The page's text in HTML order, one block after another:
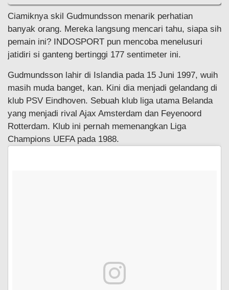
Ciamiknya skil Gudmundsson menarik perhatian
banyak orang. Mereka langsung mencari tahu, siapa sih
pemain ini? INDOSPORT pun mencoba menelusuri
jatidiri si ganteng bertinggi 177 sentimeter ini.
Gudmundsson lahir di Islandia pada 15 Juni 1997, wuih
masih muda banget, kan. Kini dia menjadi gelandang di
klub PSV Eindhoven. Sebuah klub liga utama Belanda
yang menjadi rival Ajax Amsterdam dan Feyenoord
Rotterdam. Klub ini pernah memenangkan Liga
Champions UEFA pada 1988.